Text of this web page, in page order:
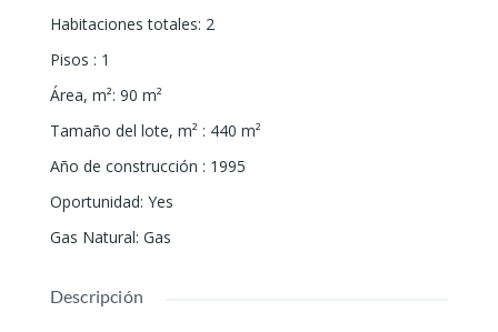
Habitaciones totales: 2
Pisos : 1
Área, m²: 90 m²
Tamaño del lote, m² : 440 m²
Año de construcción : 1995
Oportunidad: Yes
Gas Natural: Gas
Descripción